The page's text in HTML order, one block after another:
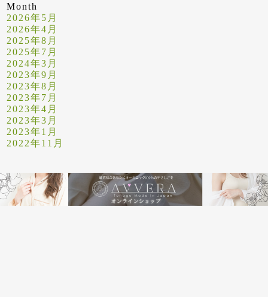
Month
2026年5月
2026年4月
2025年8月
2025年7月
2024年3月
2023年9月
2023年8月
2023年7月
2023年4月
2023年3月
2023年1月
2022年11月